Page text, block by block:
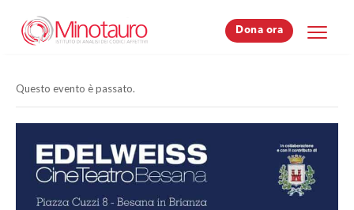
Dona ora
Dona ora
Questo evento è passato.